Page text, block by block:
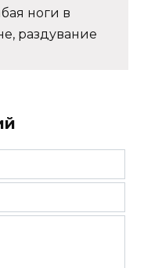
ноги в
раздувание